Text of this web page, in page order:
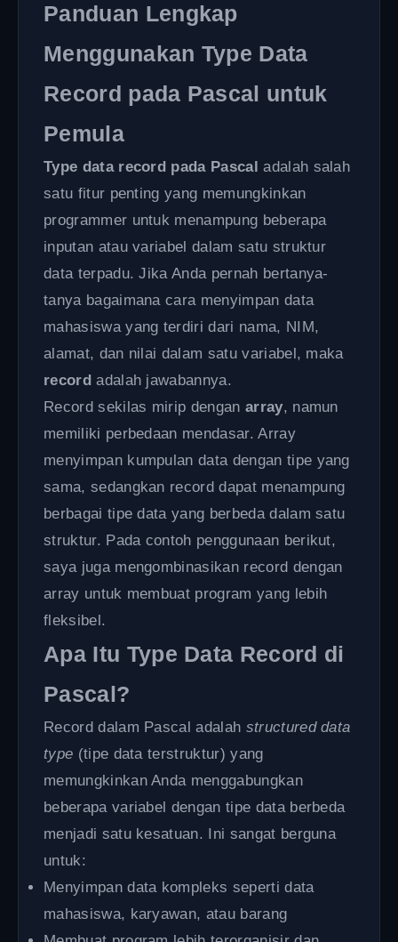
Panduan Lengkap
Menggunakan Type Data
Record pada Pascal untuk
Pemula
Type data record pada Pascal adalah salah
satu fitur penting yang memungkinkan
programmer untuk menampung beberapa
inputan atau variabel dalam satu struktur
data terpadu. Jika Anda pernah bertanya-
tanya bagaimana cara menyimpan data
mahasiswa yang terdiri dari nama, NIM,
alamat, dan nilai dalam satu variabel, maka
recordadalah jawabannya.
Record sekilas mirip dengan array, namun
memiliki perbedaan mendasar. Array
menyimpan kumpulan data dengan tipe yang
sama, sedangkan record dapat menampung
berbagai tipe data yang berbeda dalam satu
struktur. Pada contoh penggunaan berikut,
saya juga mengombinasikan record dengan
array untuk membuat program yang lebih
fleksibel.
Apa Itu Type Data Record di
Pascal?
Record dalam Pascal adalah structured data
type (tipe data terstruktur) yang
memungkinkan Anda menggabungkan
beberapa variabel dengan tipe data berbeda
menjadi satu kesatuan. Ini sangat berguna
untuk:
Menyimpan data kompleks seperti data
mahasiswa, karyawan, atau barang